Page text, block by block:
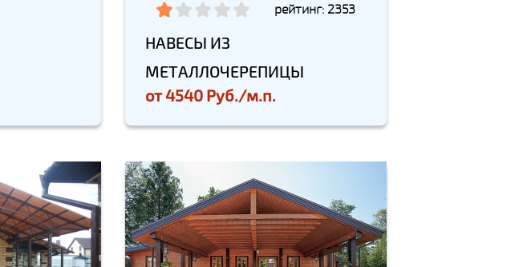
рейтинг: 2353
НАВЕСЫ ИЗ
МЕТАЛЛОЧЕРЕПИЦЫ
от4540 Руб./м.п.